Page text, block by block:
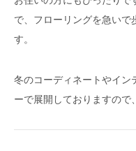
で、フローリングを急いで
す。
冬のコーディネートやイン
ーで展開しておりますので